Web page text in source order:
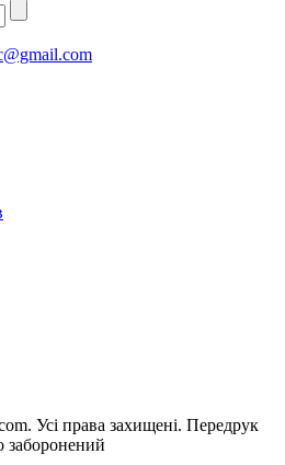
Усi права захищенi. Передрук
заборонений